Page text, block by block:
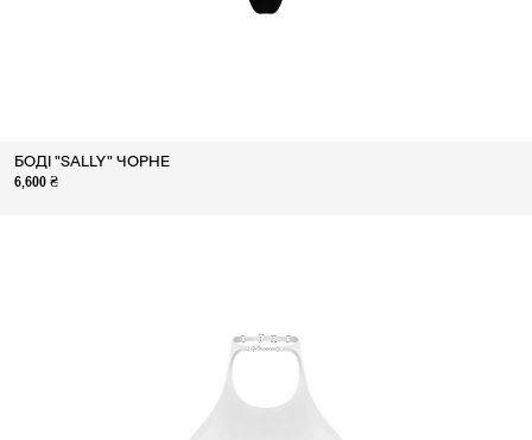
БОДІ "SALLY" ЧОРНЕ
6,600 ₴